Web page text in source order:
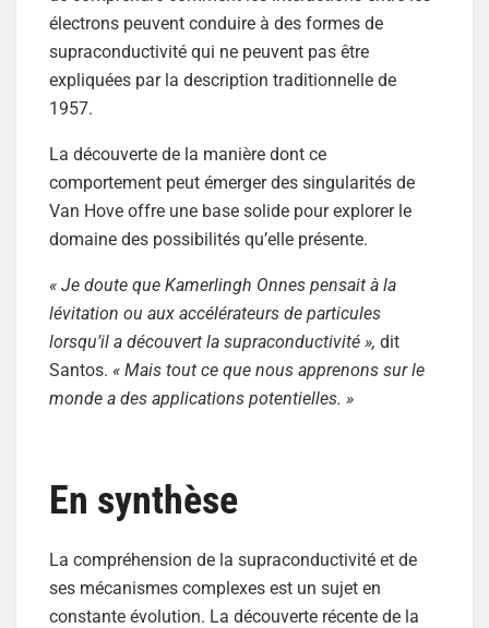
électrons peuvent conduire à des formes de
supraconductivité qui ne peuvent pas être
expliquées par la description traditionnelle de
1957.
La découverte de la manière dont ce
comportement peut émerger des singularités de
Van Hove offre une base solide pour explorer le
domaine des possibilités qu’elle présente.
« Je doute que Kamerlingh Onnes pensait à la
lévitation ou aux accélérateurs de particules
lorsqu’il a découvert la supraconductivité », dit
Santos. « Mais tout ce que nous apprenons sur le
monde a des applications potentielles. »
En synthèse
La compréhension de la supraconductivité et de
ses mécanismes complexes est un sujet en
constante évolution. La découverte récente de la